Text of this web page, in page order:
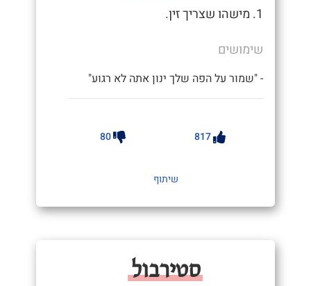
1. מישהו שצריך זין.
שימושים
- "שמור על הפה שלך ינון אתה לא רגוע"
817
80
שיתוף
סטירבול